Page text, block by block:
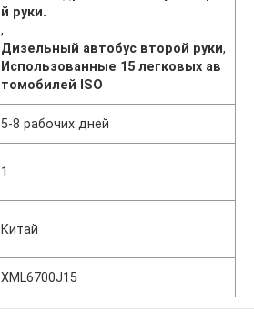
й руки.
,
Дизельный автобус второй руки,
Использованные 15 легковых ав
томобилей ISO
5-8 рабочих дней
1
Китай
XML6700J15